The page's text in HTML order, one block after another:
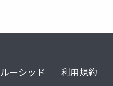
ーシッド 利用規約